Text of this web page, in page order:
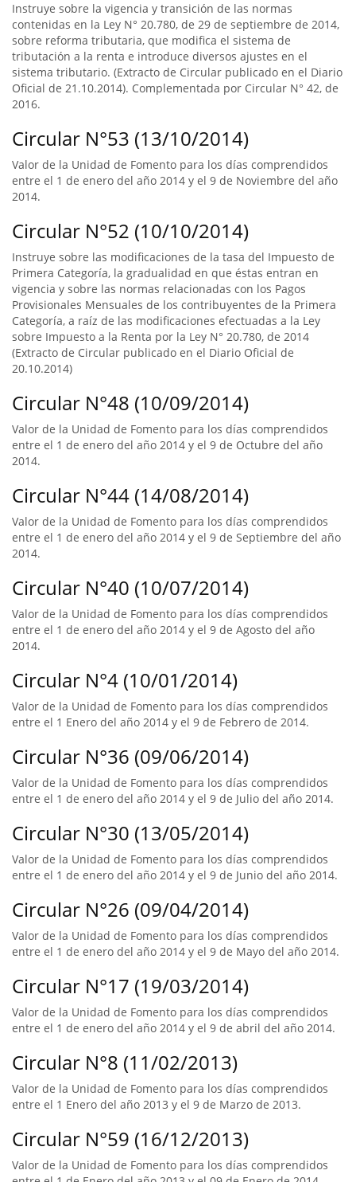
Instruye sobre la vigencia y transición de las normas
contenidas en la Ley N° 20.780, de 29 de septiembre de 2014,
sobre reforma tributaria, que modifica el sistema de
tributación a la renta e introduce diversos ajustes en el
sistema tributario. (Extracto de Circular publicado en el Diario
Oficial de 21.10.2014). Complementada por Circular N° 42, de
2016.
Circular N°53 (13/10/2014)
Valor de la Unidad de Fomento para los días comprendidos
entre el 1 de enero del año 2014 y el 9 de Noviembre del año
2014.
Circular N°52 (10/10/2014)
Instruye sobre las modificaciones de la tasa del Impuesto de
Primera Categoría, la gradualidad en que éstas entran en
vigencia y sobre las normas relacionadas con los Pagos
Provisionales Mensuales de los contribuyentes de la Primera
Categoría, a raíz de las modificaciones efectuadas a la Ley
sobre Impuesto a la Renta por la Ley N° 20.780, de 2014
(Extracto de Circular publicado en el Diario Oficial de
20.10.2014)
Circular N°48 (10/09/2014)
Valor de la Unidad de Fomento para los días comprendidos
entre el 1 de enero del año 2014 y el 9 de Octubre del año
2014.
Circular N°44 (14/08/2014)
Valor de la Unidad de Fomento para los días comprendidos
entre el 1 de enero del año 2014 y el 9 de Septiembre del año
2014.
Circular N°40 (10/07/2014)
Valor de la Unidad de Fomento para los días comprendidos
entre el 1 de enero del año 2014 y el 9 de Agosto del año
2014.
Circular N°4 (10/01/2014)
Valor de la Unidad de Fomento para los días comprendidos
entre el 1 Enero del año 2014 y el 9 de Febrero de 2014.
Circular N°36 (09/06/2014)
Valor de la Unidad de Fomento para los días comprendidos
entre el 1 de enero del año 2014 y el 9 de Julio del año 2014.
Circular N°30 (13/05/2014)
Valor de la Unidad de Fomento para los días comprendidos
entre el 1 de enero del año 2014 y el 9 de Junio del año 2014.
Circular N°26 (09/04/2014)
Valor de la Unidad de Fomento para los días comprendidos
entre el 1 de enero del año 2014 y el 9 de Mayo del año 2014.
Circular N°17 (19/03/2014)
Valor de la Unidad de Fomento para los días comprendidos
entre el 1 de enero del año 2014 y el 9 de abril del año 2014.
Circular N°8 (11/02/2013)
Valor de la Unidad de Fomento para los días comprendidos
entre el 1 Enero del año 2013 y el 9 de Marzo de 2013.
Circular N°59 (16/12/2013)
Valor de la Unidad de Fomento para los días comprendidos